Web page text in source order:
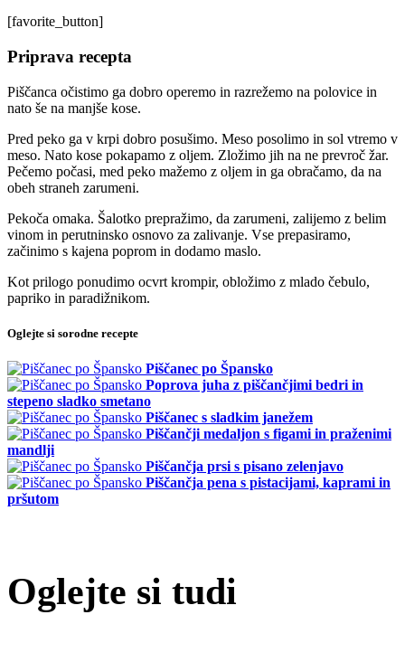
[favorite_button]
Priprava recepta
Piščanca očistimo ga dobro operemo in razrežemo na polovice in
nato še na manjše kose.
Pred peko ga v krpi dobro posušimo. Meso posolimo in sol vtremo v
meso. Nato kose pokapamo z oljem. Zložimo jih na ne prevroč žar.
Pečemo počasi, med peko mažemo z oljem in ga obračamo, da na
obeh straneh zarumeni.
Pekoča omaka. Šalotko prepražimo, da zarumeni, zalijemo z belim
vinom in perutninsko osnovo za zalivanje. Vse prepasiramo,
začinimo s kajena poprom in dodamo maslo.
Kot prilogo ponudimo ocvrt krompir, obložimo z mlado čebulo,
papriko in paradižnikom.
Oglejte si sorodne recepte
Piščanec po Špansko
Poprova juha z piščančjimi bedri in
stepeno sladko smetano
Piščanec s sladkim janežem
Piščančji medaljon s figami in praženimi
mandlji
Piščančja prsi s pisano zelenjavo
Piščančja pena s pistacijami, kaprami in
pršutom
Oglejte si tudi